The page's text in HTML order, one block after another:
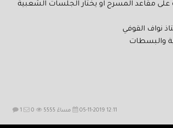
على مقاعد المسرح او يختار الجلسات الشعبية
نواف القوفي
والبسطات
05-11-2019 12:11 مساءً
1 0 5555